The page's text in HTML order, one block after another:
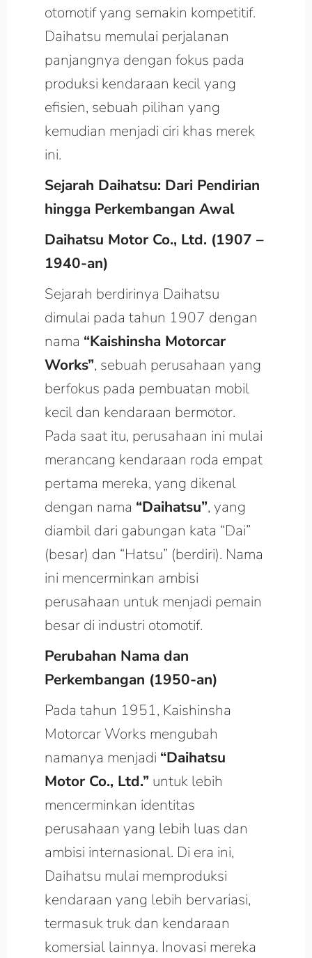
otomotif yang semakin kompetitif.
Daihatsu memulai perjalanan
panjangnya dengan fokus pada
produksi kendaraan kecil yang
efisien, sebuah pilihan yang
kemudian menjadi ciri khas merek
ini.
Sejarah Daihatsu: Dari Pendirian
hingga Perkembangan Awal
Daihatsu Motor Co., Ltd. (1907 –
1940-an)
Sejarah berdirinya Daihatsu
dimulai pada tahun 1907 dengan
nama “Kaishinsha Motorcar
Works”, sebuah perusahaan yang
berfokus pada pembuatan mobil
kecil dan kendaraan bermotor.
Pada saat itu, perusahaan ini mulai
merancang kendaraan roda empat
pertama mereka, yang dikenal
dengan nama “Daihatsu”, yang
diambil dari gabungan kata “Dai”
(besar) dan “Hatsu” (berdiri). Nama
ini mencerminkan ambisi
perusahaan untuk menjadi pemain
besar di industri otomotif.
Perubahan Nama dan
Perkembangan (1950-an)
Pada tahun 1951, Kaishinsha
Motorcar Works mengubah
namanya menjadi “Daihatsu
Motor Co., Ltd.”untuk lebih
mencerminkan identitas
perusahaan yang lebih luas dan
ambisi internasional. Di era ini,
Daihatsu mulai memproduksi
kendaraan yang lebih bervariasi,
termasuk truk dan kendaraan
komersial lainnya. Inovasi mereka